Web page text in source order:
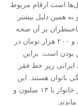
است ارقام مربوط
همین دلیل بیشتر
بر آن صحه
می‌گذارند، این است که درآمد کمتر از یک میلیون و ۲۰۰ هزار تومان در
بودن است. براین
خانوارهای ایرانی زیر خط فقر
ناتوان هستند. این
رقم به معنای آن است که سه میلیون و ۹۴۹ هزار خانوار یا ۱۳ میلیون و